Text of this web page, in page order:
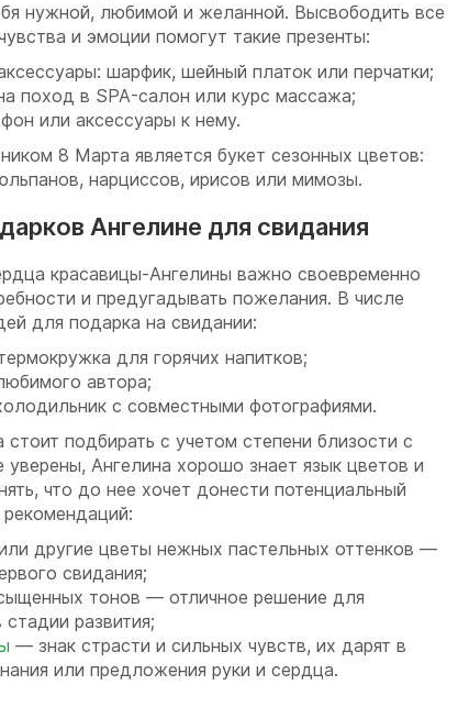
нужной, любимой и желанной. Высвободить все
и эмоции помогут такие презенты:
шарфик, шейный платок или перчатки;
поход в SPA-салон или курс массажа;
или аксессуары к нему.
8 Марта является букет сезонных цветов:
нарциссов, ирисов или мимозы.
Ангелине для свидания
красавицы-Ангелины важно своевременно
и предугадывать пожелания. В числе
для подарка на свидании:
для горячих напитков;
автора;
с совместными фотографиями.
подбирать с учетом степени близости с
уверены, Ангелина хорошо знает язык цветов и
что до нее хочет донести потенциальный
другие цветы нежных пастельных оттенков —
свидания;
тонов — отличное решение для
развития;
— знак страсти и сильных чувств, их дарят в
или предложения руки и сердца.